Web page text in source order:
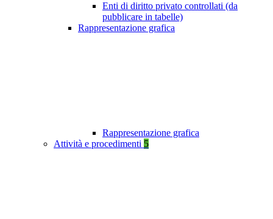
Enti di diritto privato controllati (da
pubblicare in tabelle)
Rappresentazione grafica
Rappresentazione grafica
Attività e procedimenti 5